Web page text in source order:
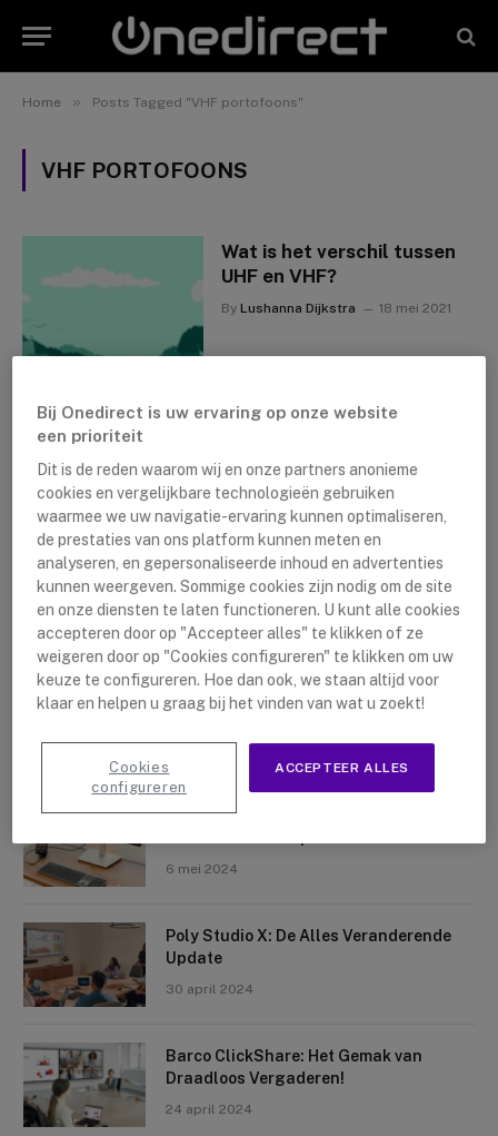
Home » Posts Tagged "VHF portofoons"
VHF PORTOFOONS
Wat is het verschil tussen
UHF en VHF?
By Lushanna Dijkstra 18 mei 2021
Nieuwste artikelen
Logitech Sight: De Tafelcamera Voor
Crosscall X-Space: Transformeer Je
6 mei 2024
Poly Studio X: De Alles Veranderende
Update
30 april 2024
Barco ClickShare: Het Gemak van
Draadloos Vergaderen!
24 april 2024
Bij Onedirect is uw ervaring op onze website
een prioriteit
Dit is de reden waarom wij en onze partners anonieme
cookies en vergelijkbare technologieën gebruiken
waarmee we uw navigatie-ervaring kunnen optimaliseren,
de prestaties van ons platform kunnen meten en
analyseren, en gepersonaliseerde inhoud en advertenties
kunnen weergeven. Sommige cookies zijn nodig om de site
en onze diensten te laten functioneren. U kunt alle cookies
accepteren door op "Accepteer alles" te klikken of ze
weigeren door op "Cookies configureren" te klikken om uw
keuze te configureren. Hoe dan ook, we staan altijd voor
klaar en helpen u graag bij het vinden van wat u zoekt!
ACCEPTEER ALLES
Cookies
configureren